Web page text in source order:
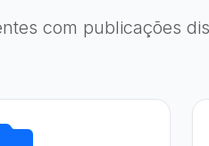
com publicações